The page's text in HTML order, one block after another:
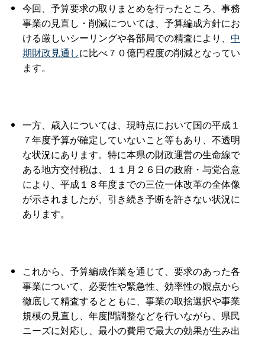
今回、予算要求の取りまとめを行ったところ、事務
事業の見直し・削減については、予算編成方針にお
ける厳しいシーリングや各部局での精査により、 中
期財政見通しに比べ７０億円程度の削減となってい
ます。
一方、歳入については、現時点において国の平成１
７年度予算が確定していないこと等もあり、不透明
な状況にあります。特に本県の財政運営の生命線で
ある地方交付税は、１１月２６日の政府・与党合意
により、平成１８年度までの三位一体改革の全体像
が示されましたが、引き続き予断を許さない状況に
あります。
これから、予算編成作業を通じて、要求のあった各
事業について、必要性や緊急性、効率性の観点から
徹底して精査するとともに、事業の取捨選択や事業
規模の見直し、年度間調整などを行いながら、県民
ニーズに対応し、最小の費用で最大の効果が生み出